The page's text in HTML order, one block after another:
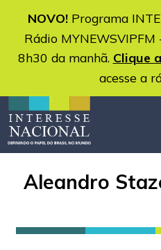
NOVO!Programa
Rádio
8h30 da manhã. Clique
acesse a
Aleandro